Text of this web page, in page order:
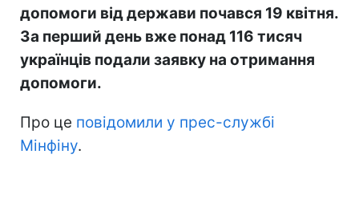
допомоги від держави почався 19 квітня.
За перший день вже понад 116 тисяч
українців подали заявку на отримання
допомоги.
Про це повідомили у прес-службі
Мінфіну.